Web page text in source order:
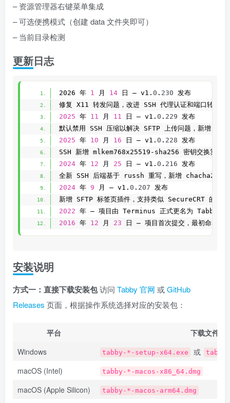
– 资源管理器右键菜单集成
– 可选便携模式（创建 data 文件夹即可）
– 当前目录检测
更新日志
2026 年 1 月 14 日 — v1. 0 . 230 发布
修复 X11 转发问题，改进 SSH 代理认证和端口转发错
2025 年 11 月 11 日 — v1. 0 . 229 发布
默认禁用 SSH 压缩以解决 SFTP 上传问题，新增
2025 年 10 月 16 日 — v1. 0 . 228 发布
SSH 新增 mlkem768x25519-sha256 密钥交换算
2024 年 12 月 25 日 — v1. 0 . 216 发布
全新 SSH 后端基于 russh 重写，新增 chacha20-
2024 年 9 月 — v1. 0 . 207 发布
新增 SFTP 标签页插件，支持类似 SecureCRT 的
2022 年 — 项目由 Terminus 正式更名为 Tabby
2016 年 12 月 23 日 — 项目首次提交，最初命名
安装说明
方式一：直接下载安装包访问 Tabby 官网 或GitHub
Releases 页面，根据操作系统选择对应的安装包：
平台
下载文件
Windows
tabby-*-setup-x64.exe 或
macOS (Intel) tabby-*-macos-x86_64.dmg
macOS (Apple Silicon) tabby-*-macos-arm64.dmg